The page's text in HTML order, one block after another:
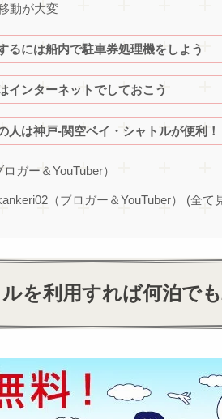
動が大変
るには船内で駐車券処理機をしよう
インターネットでしておこう
人は神戸-関空ベイ・シャトルが便利！
ガー＆YouTuber）
（ブロガー＆YouTuber） (全て
を利用すれば何泊でも